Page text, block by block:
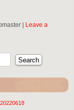
Leave a